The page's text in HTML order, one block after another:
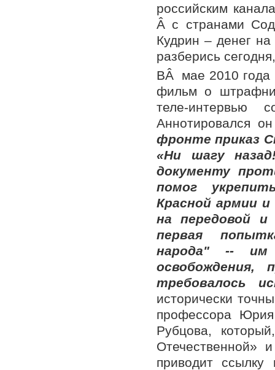
российским
Â с странами
Кудрин – денег
разберись
ВÂ мае 2010 года
фильм о
теле-интервью
Аннотировался
фронте приказ
«Ни шагу
документу
помог
Красной армии
на передовой
первая
народа" -- им
освобождения,
требовалось
исторически
профессора
Рубцова,
Отечественной»
приводит